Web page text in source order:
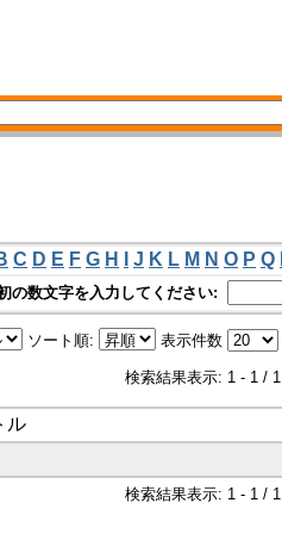
C D E F G H J K L M N O P Q
の数文字を入力してください:
ソート順: 表示件数
検索結果表示: 1 - 1 / 1
ル
検索結果表示: 1 - 1 / 1